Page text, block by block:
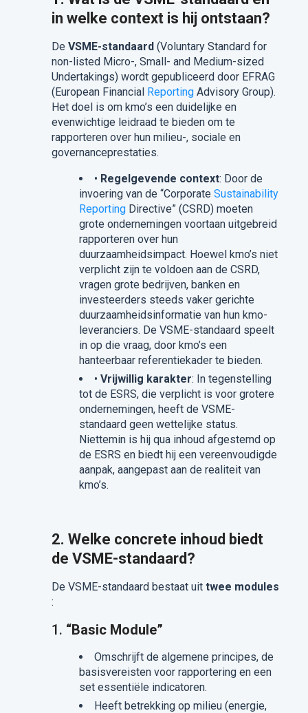
in welke context is hij ontstaan?
De VSME-standaard(Voluntary Standard for
non-listed Micro-, Small- and Medium-sized
Undertakings) wordt gepubliceerd door EFRAG
(European Financial ReportingAdvisory Group).
Het doel is om kmo’s een duidelijke en
evenwichtige leidraad te bieden om te
rapporteren over hun milieu-, sociale en
governanceprestaties.
• Regelgevende context: Door de
invoering van de “Corporate Sustainability
ReportingDirective” (CSRD) moeten
grote ondernemingen voortaan uitgebreid
rapporteren over hun
duurzaamheidsimpact. Hoewel kmo’s niet
verplicht zijn te voldoen aan de CSRD,
vragen grote bedrijven, banken en
investeerders steeds vaker gerichte
duurzaamheidsinformatie van hun kmo-
leveranciers. De VSME-standaard speelt
in op die vraag, door kmo’s een
hanteerbaar referentiekader te bieden.
• Vrijwillig karakter: In tegenstelling
tot de ESRS, die verplicht is voor grotere
ondernemingen, heeft de VSME-
standaard geen wettelijke status.
Niettemin is hij qua inhoud afgestemd op
de ESRS en biedt hij een vereenvoudigde
aanpak, aangepast aan de realiteit van
kmo’s.
2. Welke concrete inhoud biedt
de VSME-standaard?
De VSME-standaard bestaat uit twee modules
:
1. “Basic Module”
Omschrijft de algemene principes, de
basisvereisten voor rapportering en een
set essentiële indicatoren.
Heeft betrekking op milieu (energie,